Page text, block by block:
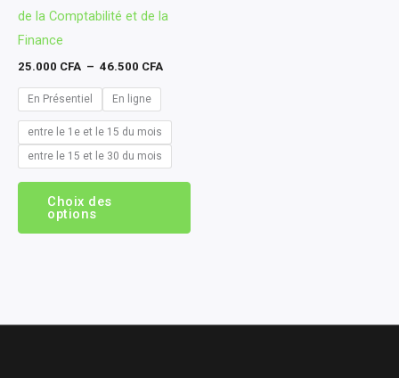
de la Comptabilité et de la
Finance
25.000 CFA – 46.500 CFA
En Présentiel En ligne
entre le 1e et le 15 du mois
entre le 15 et le 30 du mois
Choix des
options